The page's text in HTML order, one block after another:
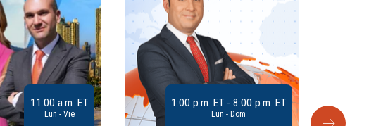
11:00 a.m. ET
Lun - Vie
1:00 p.m. ET - 8:00 p.m. ET
Lun - Dom